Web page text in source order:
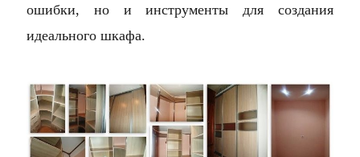
ошибки, но и инструменты для создания
идеального шкафа.